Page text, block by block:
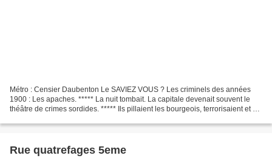
Métro : Censier Daubenton Le SAVIEZ VOUS ? Les criminels des années
1900 : Les apaches. ***** La nuit tombait. La capitale devenait souvent le
théâtre de crimes sordides. ***** Ils pillaient les bourgeois, terrorisaient et se
Rue quatrefages 5eme